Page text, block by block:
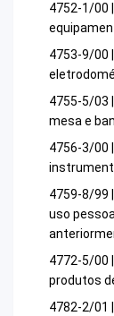
4752-1/00
4753-9/00
4755-5/03
mesa e
4756-3/00
4759-8/99
uso
4772-5/00
produtos
4782-2/01